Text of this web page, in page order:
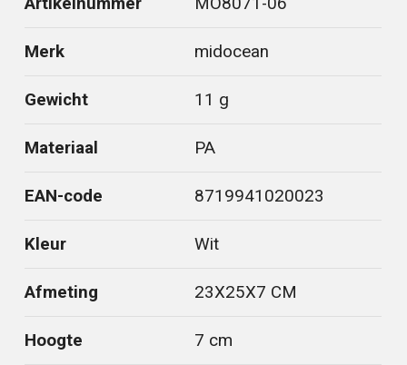
Merk midocean
Gewicht 11 g
Materiaal PA
EAN-code 8719941020023
Kleur Wit
Afmeting 23X25X7 CM
Hoogte 7 cm